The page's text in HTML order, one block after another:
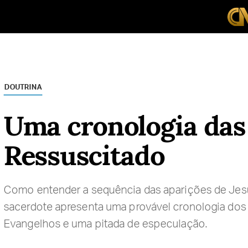
DOUTRINA
Uma cronologia
Ressuscitado
Como entender a sequência das aparições de
sacerdote apresenta uma provável cronologia
Evangelhos e uma pitada de especulação.